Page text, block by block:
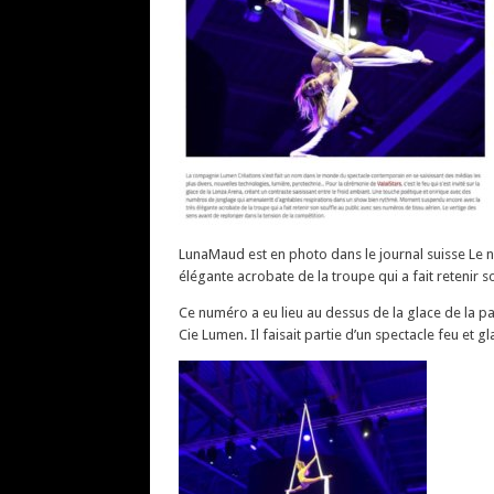
LunaMaud est en photo dans le journal suisse Le
élégante acrobate de la troupe qui a fait retenir
Ce numéro a eu lieu au dessus de la glace de la
Cie Lumen. Il faisait partie d’un spectacle feu et